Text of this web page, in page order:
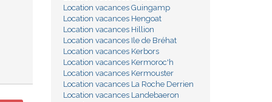
Location vacances Guingamp
Location vacances Hengoat
Location vacances Hillion
Location vacances Ile de Bréhat
Location vacances Kerbors
Location vacances Kermoroc'h
Location vacances Kermouster
Location vacances La Roche Derrien
Location vacances Landebaeron